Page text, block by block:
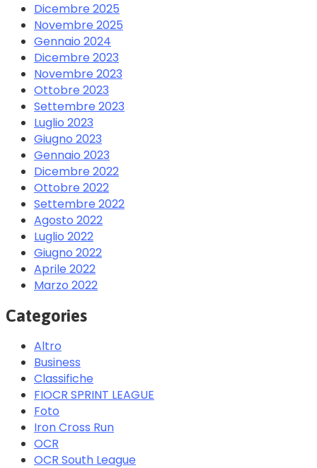
Dicembre 2025
Novembre 2025
Gennaio 2024
Dicembre 2023
Novembre 2023
Ottobre 2023
Settembre 2023
Luglio 2023
Giugno 2023
Gennaio 2023
Dicembre 2022
Ottobre 2022
Settembre 2022
Agosto 2022
Luglio 2022
Giugno 2022
Aprile 2022
Marzo 2022
Categories
Altro
Business
Classifiche
FIOCR SPRINT LEAGUE
Foto
Iron Cross Run
OCR
OCR South League